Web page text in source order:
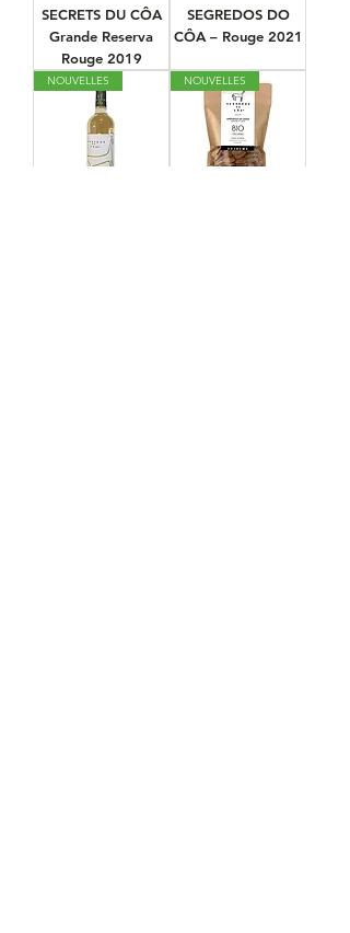
SECRETS DU CÔA
Grande Reserva
Rouge 2019
SEGREDOS DO
CÔA – Rouge 2021
NOUVELLES NOUVELLES